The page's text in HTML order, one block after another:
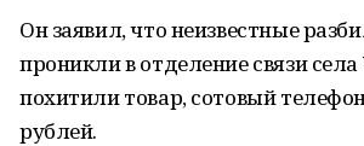
Он заявил, что неизвестные
проникли в отделение связи села
похитили товар, сотовый
рублей.